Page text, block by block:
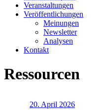
Veranstaltungen
Veröffentlichungen
Meinungen
Newsletter
Analysen
Kontakt
Ressourcen
20. April 2026